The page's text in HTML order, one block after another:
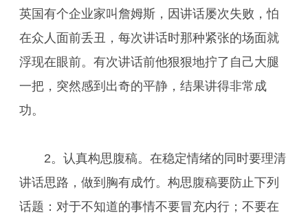
英国有个企业家叫詹姆斯，因讲话屡次失败，怕
在众人面前丢丑，每次讲话时那种紧张的场面就
浮现在眼前。有次讲话前他狠狠地拧了自己大腿
一把，突然感到出奇的平静，结果讲得非常成
功。
2。认真构思腹稿。在稳定情绪的同时要理清
讲话思路，做到胸有成竹。构思腹稿要防止下列
话题：对于不知道的事情不要冒充内行；不要在